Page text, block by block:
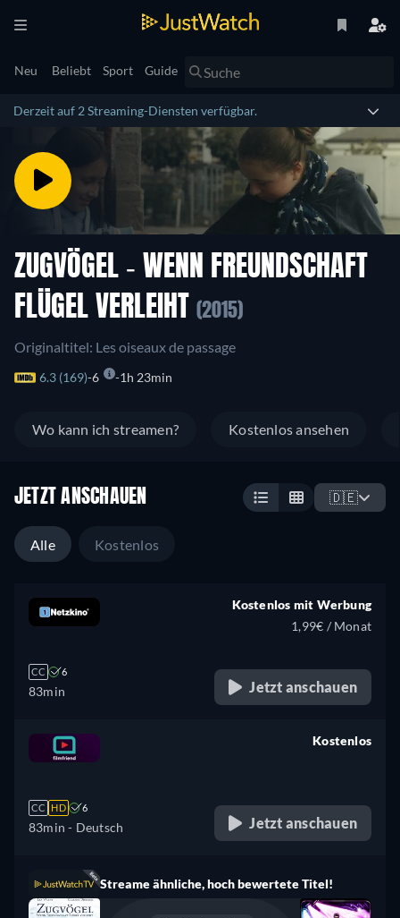
Neu Beliebt Sport Guide
Derzeit auf 2 Streaming-Diensten verfügbar.
ZUGVÖGEL - WENN FREUNDSCHAFT
FLÜGEL VERLEIHT
(2015)
Originaltitel: Les oiseaux de passage
6.3 (169) 6 1h 23min
Wo kann ich streamen? Kostenlos ansehen
JETZT ANSCHAUEN 🇩🇪
Alle Kostenlos
CC 6
83min
Kostenlos mit Werbung
1,99€ / Monat
Jetzt anschauen
CC HD 6
83min - Deutsch
Kostenlos
Jetzt anschauen
Streame ähnliche, hoch bewertete Titel!